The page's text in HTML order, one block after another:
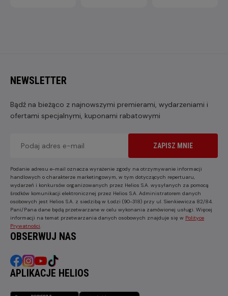
NEWSLETTER
Bądź na bieżąco z najnowszymi premierami, wydarzeniami i
ofertami specjalnymi, kuponami rabatowymi
ZAPISZ MNIE
Podanie adresu e-mail oznacza wyrażenie zgody na otrzymywanie informacji
handlowych o charakterze marketingowym, w tym dotyczących repertuaru,
wydarzeń i konkursów organizowanych przez Helios S.A. wysyłanych za pomocą
środków komunikacji elektronicznej przez Helios S.A. Administratorem danych
osobowych jest Helios S.A. z siedzibą w Łodzi (90-318) przy ul. Sienkiewicza 82/84.
Pani/Pana dane będą przetwarzane w celu wykonania zamówionej usługi. Więcej
informacji na temat przetwarzania danych osobowych znajduje się w Polityce
Prywatności
OBSERWUJ NAS
APLIKACJE HELIOS